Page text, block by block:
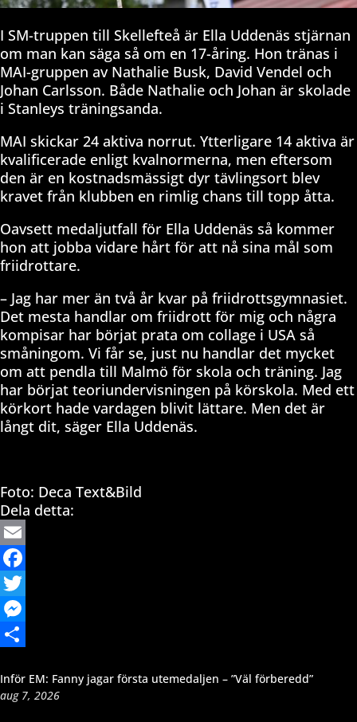
I SM-truppen till Skellefteå är Ella Uddenäs stjärnan
om man kan säga så om en 17-åring. Hon tränas i
MAI-gruppen av Nathalie Busk, David Vendel och
Johan Carlsson. Både Nathalie och Johan är skolade
i Stanleys träningsanda.
MAI skickar 24 aktiva norrut. Ytterligare 14 aktiva är
kvalificerade enligt kvalnormerna, men eftersom
den är en kostnadsmässigt dyr tävlingsort blev
kravet från klubben en rimlig chans till topp åtta.
Oavsett medaljutfall för Ella Uddenäs så kommer
hon att jobba vidare hårt för att nå sina mål som
friidrottare.
– Jag har mer än två år kvar på friidrottsgymnasiet.
Det mesta handlar om friidrott för mig och några
kompisar har börjat prata om collage i USA så
småningom. Vi får se, just nu handlar det mycket
om att pendla till Malmö för skola och träning. Jag
har börjat teoriundervisningen på körskola. Med ett
körkort hade vardagen blivit lättare. Men det är
långt dit, säger Ella Uddenäs.
Foto: Deca Text&Bild
Dela detta:
Email
Facebook
Twitter
Messenger
Inför EM: Fanny jagar första utemedaljen – ”Väl förberedd”
aug 7, 2026